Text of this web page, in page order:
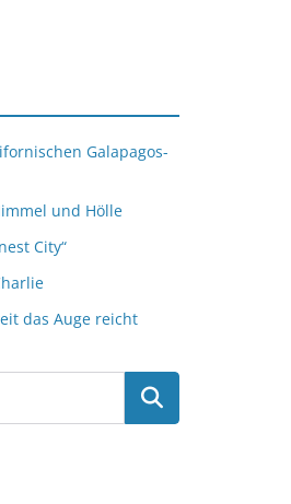
Galapagos-
und Hölle
City“
das Auge reicht